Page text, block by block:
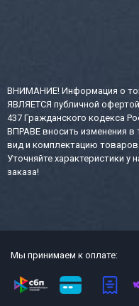
ВНИМАНИЕ! Информация о
ЯВЛЯЕТСЯ публичной
437 Гражданского кодекса
ВПРАВЕ вносить изменения в
вид и комплектацию
Уточняйте характеристики
заказа!
Мы принимаем к оплате: